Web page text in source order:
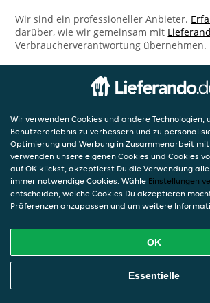
Wir sind ein professioneller Anbieter.
darüber, wie wir gemeinsam mit
Verbraucherverantwortung übernehmen.
Wir verwenden Cookies und andere Technologien,
Benutzererlebnis zu verbessern und zu
Optimierung und Werbung in Zusammenarbeit
verwenden unsere eigenen Cookies und Cookies
auf OK klickst, akzeptierst Du die Verwendung
immer notwendige Cookies. Wähle Einstellungen
entscheiden, welche Cookies Du akzeptieren
Präferenzen anzupassen und um weitere
OK
Essentielle